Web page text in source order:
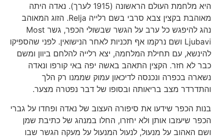
היא מלחמת העולם הראשונה (1915 לערך). נאדה היתה
מאוהבת בקצין צבא סרבי בשם רלייה Relja. הזוג המאוהב
נהג להיפגש כל ערב על הגשר שבשולי הכפר, גשר Most
Ljubavi ושם נרקמו אף תכניות לאחר הנישואין. לפני שהספיקו
להינשא, עם תחילת המלחמה, יצא רלייה להלחם ביוון ומשם
כבר לא חזר. הקצין התאהב באשה יפה באי קורפו ונאדה
נשארה בכפרה ונכנסה לדיכאון עמוק שממנו רק הלך
והתדרדר מצב בריאותה ובסופו של דבר נפטרה מצער.
בנות הכפר שידעו את סיפורה העצוב של נאדה ופחדו על גברי
הכפר שיעזבו אותן ולא יחזרו, החלו במנהג של כתיבת שמן
ושם האהוב על מנעול, לנעול המנעול על מעקה הגשר שבו